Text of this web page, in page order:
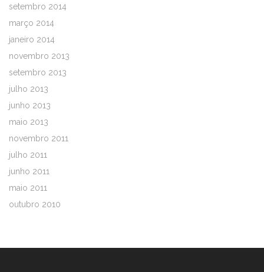
setembro 2014
março 2014
janeiro 2014
novembro 2013
setembro 2013
julho 2013
junho 2013
maio 2013
novembro 2011
julho 2011
junho 2011
maio 2011
outubro 2010